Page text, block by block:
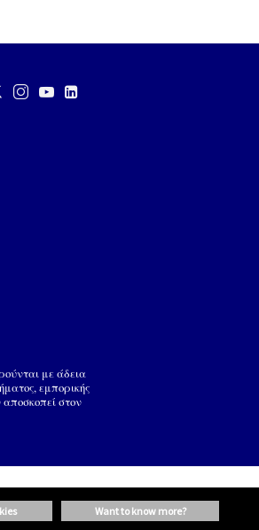
με άδεια
εμπορικής
στον
want to know more?